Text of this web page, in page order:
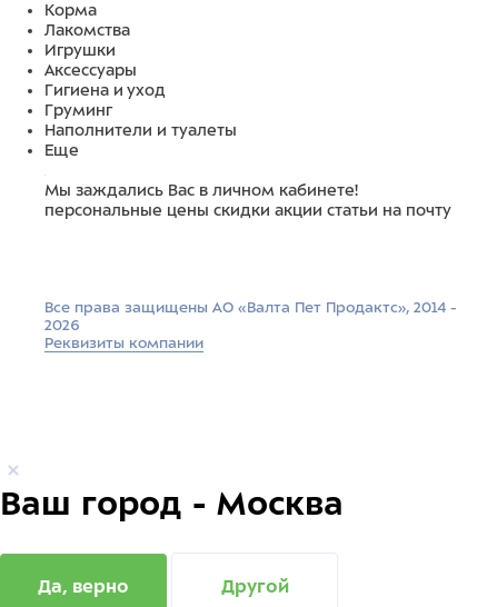
Корма
Лакомства
Игрушки
Аксессуары
Гигиена и уход
Груминг
Наполнители и туалеты
Еще
Мы заждались Вас в личном кабинете!
персональные цены скидки акции статьи на почту
Все права защищены АО «Валта Пет Продактс», 2014 -
2026
Реквизиты компании
Ваш город - Москва
Да, верно Другой